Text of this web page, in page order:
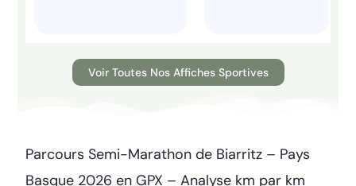
Voir Toutes Nos Affiches Sportives
Parcours Semi-Marathon de Biarritz – Pays
Basque 2026 en GPX – Analyse km par km